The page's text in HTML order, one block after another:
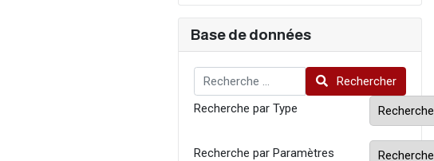
Base de données
Rechercher
Rechercher
Recherche par Type
Recherche par Paramètres